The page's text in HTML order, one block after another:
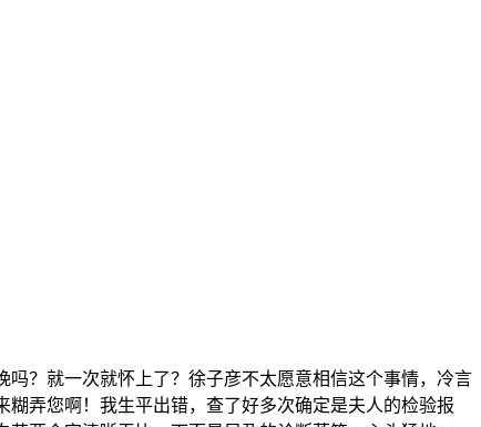
？就一次就怀上了？徐子彦不太愿意相信这个事情，冷言
弄您啊！我生平出错，查了好多次确定是夫人的检验报